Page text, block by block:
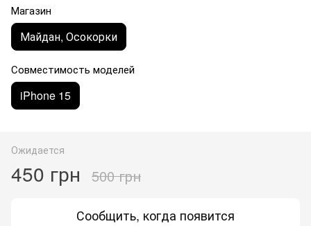
Магазин
Майдан, Осокорки
Совместимость моделей
iPhone 15
Ожидается
450 грн 500 грн
Сообщить, когда появится